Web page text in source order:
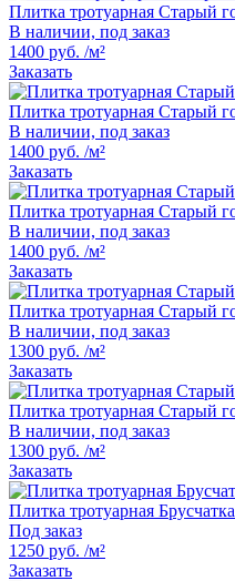
Плитка тротуарная Старый
В наличии, под заказ
1400 руб. /м²
Заказать
Плитка тротуарная Старый
В наличии, под заказ
1400 руб. /м²
Заказать
Плитка тротуарная Старый
В наличии, под заказ
1400 руб. /м²
Заказать
Плитка тротуарная Старый
В наличии, под заказ
1300 руб. /м²
Заказать
Плитка тротуарная Старый
В наличии, под заказ
1300 руб. /м²
Заказать
Плитка тротуарная
Под заказ
1250 руб. /м²
Заказать